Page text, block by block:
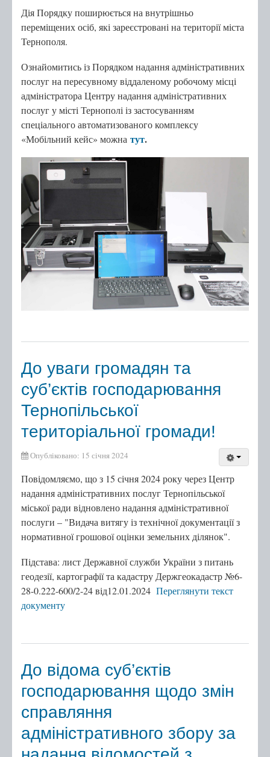
Дія Порядку поширюється на внутрішньо
переміщених осіб, які зареєстровані на території міста
Тернополя.
Ознайомитись із Порядком надання адміністративних
послуг на пересувному віддаленому робочому місці
адміністратора Центру надання адміністративних
послуг у місті Тернополі із застосуванням
спеціального автоматизованого комплексу
«Мобільний кейс» можна тут.
До уваги громадян та
суб’єктів господарювання
Тернопільської
територіальної громади!
Опубліковано: 15 січня 2024
Повідомляємо, що з 15 січня 2024 року через Центр
надання адміністративних послуг Тернопільської
міської ради відновлено надання адміністративної
послуги – "Видача витягу із технічної документації з
нормативної грошової оцінки земельних ділянок".
Підстава: лист Державної служби України з питань
геодезії, картографії та кадастру Держгеокадастр №6-
28-0.222-600/2-24 від12.01.2024 Переглянути текст
документу
До відома суб’єктів
господарювання щодо змін
справляння
адміністративного збору за